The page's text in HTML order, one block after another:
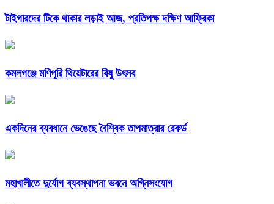
টাইগারদের টিকে থাকার লড়াই আজ, প্রতিপক্ষ দক্ষিণ আফ্রিকা
কমলগঞ্জে মণিপুরি থিয়েটারের বিষু উৎসব
একদিনের ব্যবধানে ভেঙেছে বৈশ্বিক তাপমাত্রার রেকর্ড
মহাখালীতে দুর্যোগ ব্যবস্থাপনা ভবনে অগ্নিসংযোগ